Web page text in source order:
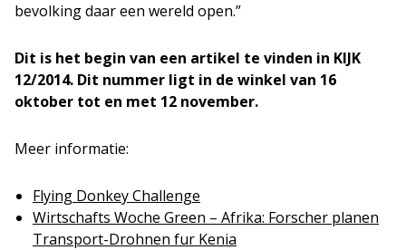
bevolking daar een wereld open.”
Dit is het begin van een artikel te vinden in KIJK
12/2014. Dit nummer ligt in de winkel van 16
oktober tot en met 12 november.
Meer informatie:
Flying Donkey Challenge
Wirtschafts Woche Green – Afrika: Forscher planen
Transport-Drohnen fur Kenia